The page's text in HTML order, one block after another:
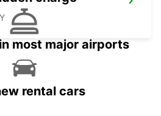
most major airports
rental cars